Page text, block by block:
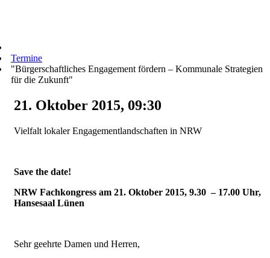
Termine
"Bürgerschaftliches Engagement fördern – Kommunale Strategien
für die Zukunft"
21. Oktober 2015, 09:30
Vielfalt lokaler Engagementlandschaften in NRW
Save the date!
NRW Fachkongress am 21. Oktober 2015, 9.30 – 17.00 Uhr,
Hansesaal Lünen
Sehr geehrte Damen und Herren,